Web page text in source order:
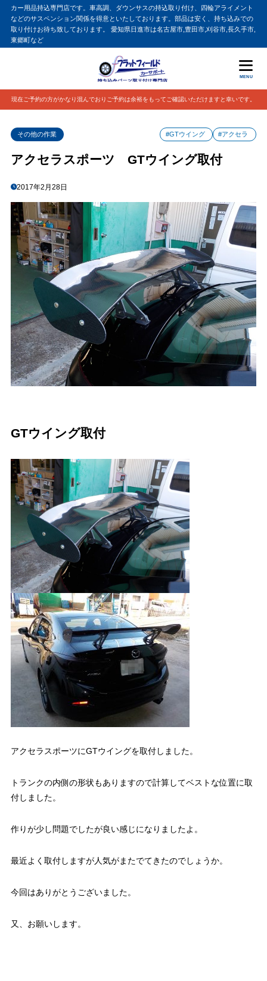
カー用品持込専門店です。車高調、ダウンサスの持込取り付け、四輪アライメント
などのサスペンション関係を得意といたしております。部品は安く、持ち込みでの
取り付けお待ち致しております。 愛知県日進市は名古屋市,豊田市,刈谷市,長久手市,
東郷町など
MENU
現在ご予約の方がかなり混んでおりご予約は余裕をもってご確認いただけますと幸いです。
その他の作業 #GTウイング #アクセラ
アクセラスポーツ GTウイング取付
2017年2月28日
GTウイング取付
アクセラスポーツにGTウイングを取付しました。
トランクの内側の形状もありますので計算してベストな位置に取
付しました。
作りが少し問題でしたが良い感じになりましたよ。
最近よく取付しますが人気がまたでてきたのでしょうか。
今回はありがとうございました。
又、お願いします。